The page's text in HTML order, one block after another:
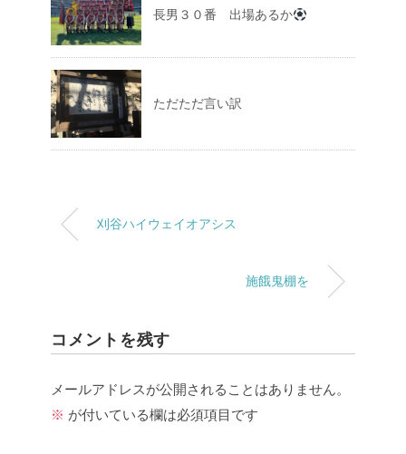
長男３０番 出場あるか
ただただ言い訳
刈谷ハイウェイオアシス
施餓鬼棚を
コメントを残す
メールアドレスが公開されることはありません。
※ が付いている欄は必須項目です